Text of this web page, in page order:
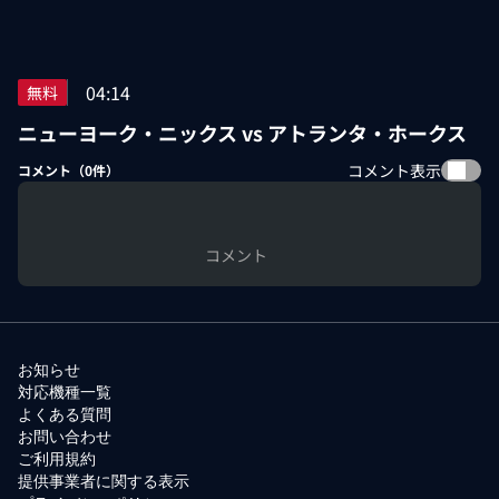
無料 04:14
ニューヨーク・ニックス vs アトランタ・ホークス
コメント（0件） コメント表示
コメント
お知らせ
対応機種一覧
よくある質問
お問い合わせ
ご利用規約
提供事業者に関する表示